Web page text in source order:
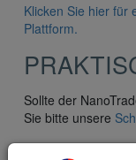
Klicken Sie hier für
Plattform.
Sollte der
Sie bitte unsere
Einrichten